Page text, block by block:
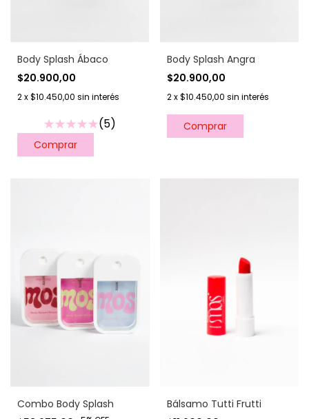
Body Splash Ábaco
$20.900,00
2x$10.450,00 sin interés
(5)
Body Splash Angra
$20.900,00
2 x$10.450,00 sin interés
Combo Body Splash
Bálsamo Tutti Frutti